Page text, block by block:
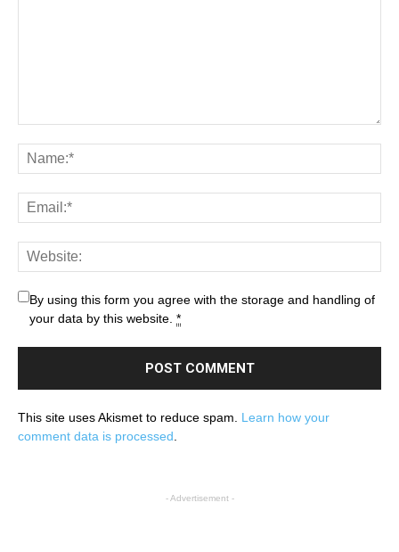
By using this form you agree with the storage and handling of
your data by this website. *
This site uses Akismet to reduce spam. Learn how your
comment data is processed
- Advertisement -